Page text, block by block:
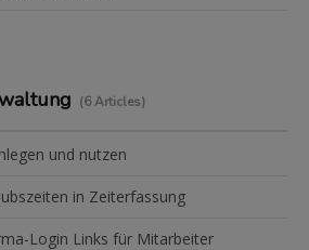
6 Articles
und nutzen
in Zeiterfassung
Login Links für Mitarbeiter